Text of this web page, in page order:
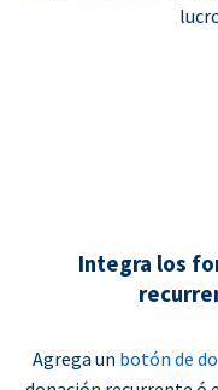
Integra los
Agrega un botón de